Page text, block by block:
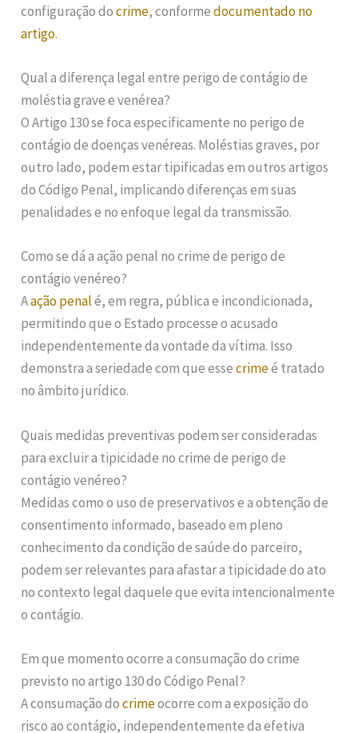
configuração docrime, conformedocumentado no
artigo.
Qual a diferença legal entre perigo de contágio de
moléstia grave e venérea?
O Artigo 130 se foca especificamente no perigo de
contágio de doenças venéreas. Moléstias graves, por
outro lado, podem estar tipificadas em outros artigos
do Código Penal, implicando diferenças em suas
penalidades e no enfoque legal da transmissão.
Como se dá a ação penal no crime de perigo de
contágio venéreo?
Aação penalé, em regra, pública e incondicionada,
permitindo que o Estado processe o acusado
independentemente da vontade da vítima. Isso
demonstra a seriedade com que essecrimeé tratado
no âmbito jurídico.
Quais medidas preventivas podem ser consideradas
para excluir a tipicidade no crime de perigo de
contágio venéreo?
Medidas como o uso de preservativos e a obtenção de
consentimento informado, baseado em pleno
conhecimento da condição de saúde do parceiro,
podem ser relevantes para afastar a tipicidade do ato
no contexto legal daquele que evita intencionalmente
o contágio.
Em que momento ocorre a consumação do crime
previsto no artigo 130 do Código Penal?
A consumação docrimeocorre com a exposição do
risco ao contágio, independentemente da efetiva